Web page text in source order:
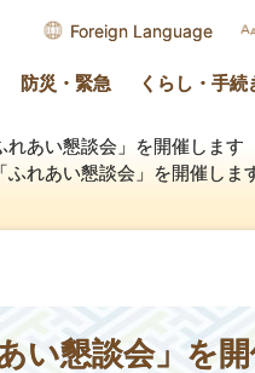
Foreign Language
防災・緊急 くらし・手続
れあい懇談会」を開催します
ふれあい懇談会」を開催しま
い懇談会」を